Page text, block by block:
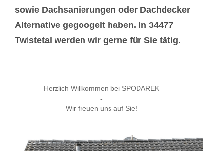
sowie Dachsanierungen oder Dachdecker
Alternative gegoogelt haben. In 34477
Twistetal werden wir gerne für Sie tätig.
Herzlich Willkommen bei SPODAREK
-
Wir freuen uns auf Sie!